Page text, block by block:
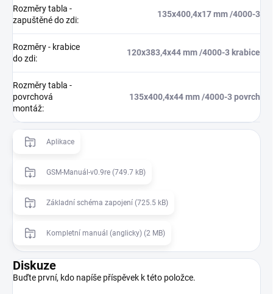
Rozměry tabla -
zapuštěné do zdi:
135x400,4x17 mm /4000-3
Rozměry - krabice
do zdi:
120x383,4x44 mm /4000-3 krabice
Rozměry tabla -
povrchová
montáž:
135x400,4x44 mm /4000-3 povrch
Aplikace
GSM-Manuál-v0.9re (749.7 kB)
Základní schéma zapojení (725.5 kB)
Kompletní manuál (anglicky) (2 MB)
Diskuze
Buďte první, kdo napíše příspěvek k této položce.